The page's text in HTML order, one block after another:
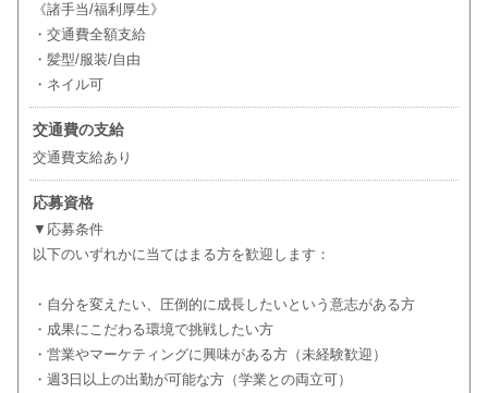
《諸手当/福利厚生》
・交通費全額支給
・髪型/服装/自由
・ネイル可
交通費の支給
交通費支給あり
応募資格
▼応募条件
以下のいずれかに当てはまる方を歓迎します：
・自分を変えたい、圧倒的に成長したいという意志がある方
・成果にこだわる環境で挑戦したい方
・営業やマーケティングに興味がある方（未経験歓迎）
・週3日以上の出勤が可能な方（学業との両立可）